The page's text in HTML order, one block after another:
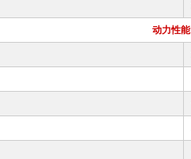
动力性能